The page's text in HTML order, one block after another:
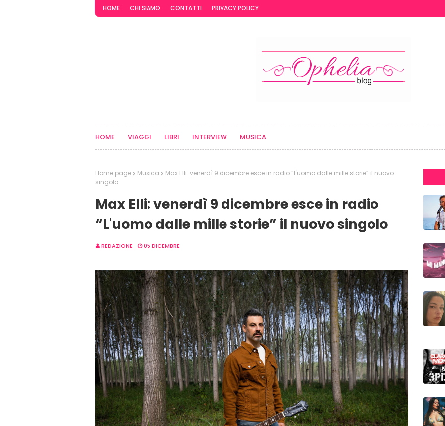
HOME CHI SIAMO CONTATTI PRIVACY POLICY
HOME VIAGGI LIBRI INTERVIEW MUSICA
Home page Musica
Max Elli: venerdì 9 dicembre esce in radio “L'uomo dalle mille storie” il nuovo
singolo
Max Elli: venerdì 9 dicembre esce in radio
“L'uomo dalle mille storie” il nuovo singolo
REDAZIONE 05 DICEMBRE